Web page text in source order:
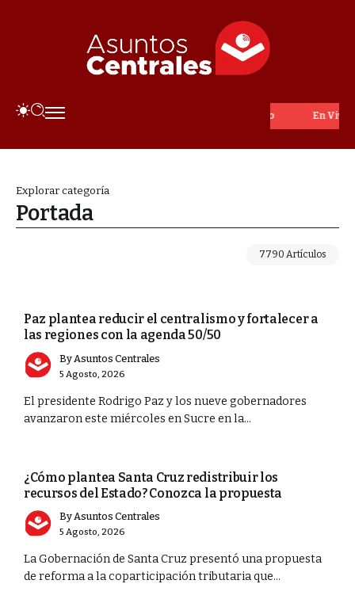
Explorar categoría
Portada
7790 Artículos
Paz plantea reducir el centralismo y fortalecer a
las regiones con la agenda 50/50
By Asuntos Centrales
5 Agosto, 2026
El presidente Rodrigo Paz y los nueve gobernadores
avanzaron este miércoles en Sucre en la...
¿Cómo plantea Santa Cruz redistribuir los
recursos del Estado? Conozca la propuesta
ByAsuntos Centrales
5 Agosto, 2026
La Gobernación de Santa Cruz presentó una propuesta
de reforma a la coparticipación tributaria que...